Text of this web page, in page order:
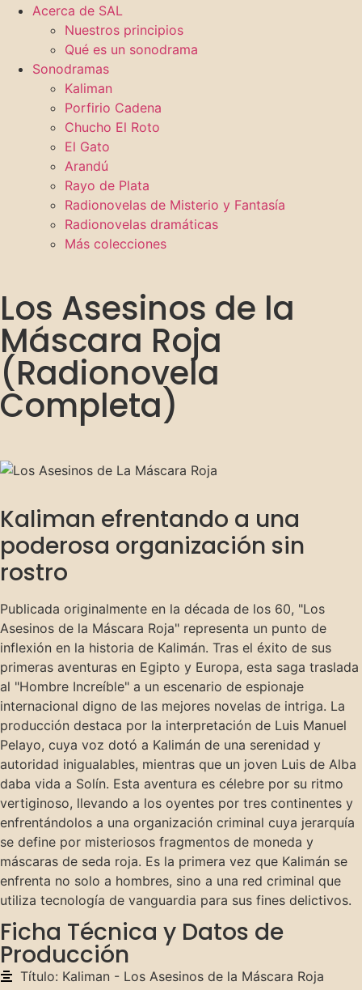
Acerca de SAL
Nuestros principios
Qué es un sonodrama
Sonodramas
Kaliman
Porfirio Cadena
Chucho El Roto
El Gato
Arandú
Rayo de Plata
Radionovelas de Misterio y Fantasía
Radionovelas dramáticas
Más colecciones
Los Asesinos de la
Máscara Roja
(Radionovela
Completa)
Kaliman efrentando a una
poderosa organización sin
rostro
Publicada originalmente en la década de los 60, "Los
Asesinos de la Máscara Roja" representa un punto de
inflexión en la historia de Kalimán. Tras el éxito de sus
primeras aventuras en Egipto y Europa, esta saga traslada
al "Hombre Increíble" a un escenario de espionaje
internacional digno de las mejores novelas de intriga. La
producción destaca por la interpretación de Luis Manuel
Pelayo, cuya voz dotó a Kalimán de una serenidad y
autoridad inigualables, mientras que un joven Luis de Alba
daba vida a Solín. Esta aventura es célebre por su ritmo
vertiginoso, llevando a los oyentes por tres continentes y
enfrentándolos a una organización criminal cuya jerarquía
se define por misteriosos fragmentos de moneda y
máscaras de seda roja. Es la primera vez que Kalimán se
enfrenta no solo a hombres, sino a una red criminal que
utiliza tecnología de vanguardia para sus fines delictivos.
Ficha Técnica y Datos de
Producción
Título: Kaliman - Los Asesinos de la Máscara Roja